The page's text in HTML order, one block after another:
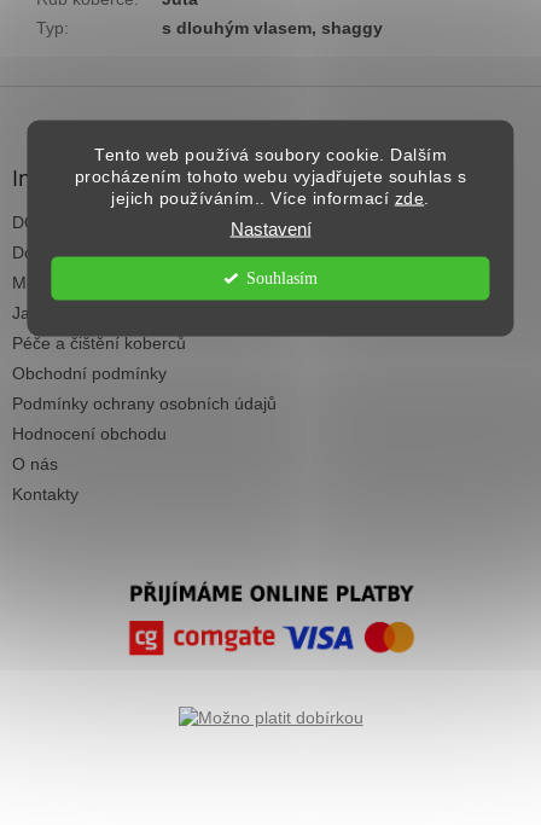
Tento web používá soubory cookie. Dalším
procházením tohoto webu vyjadřujete souhlas s
jejich používáním.. Více informací zde
Nastavení
Souhlasím
Typ: s dlouhým vlasem, shaggy
Informace pro vás
DOPRAVA NAD 2.500,- KČ ZDARMA
Dodací termíny
Možnosti platby
Jak vybrat koberec do každé místnosti
Péče a čištění koberců
Obchodní podmínky
Podmínky ochrany osobních údajů
Hodnocení obchodu
O nás
Kontakty